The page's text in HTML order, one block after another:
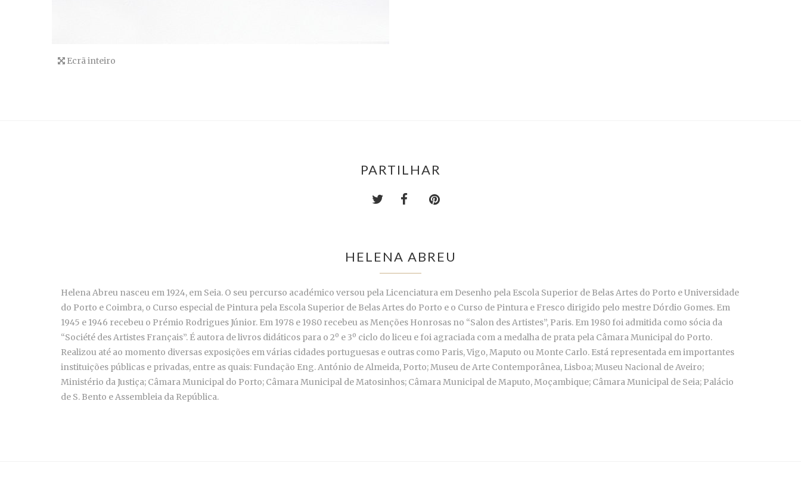
Ecrã inteiro
PARTILHAR
HELENA ABREU
Helena Abreu nasceu em 1924, em Seia. O seu percurso académico versou pela Licenciatura em Desenho pela Escola Superior de Belas Artes do Porto e Universidade
do Porto e Coimbra, o Curso especial de Pintura pela Escola Superior de Belas Artes do Porto e o Curso de Pintura e Fresco dirigido pelo mestre Dórdio Gomes. Em
1945 e 1946 recebeu o Prémio Rodrigues Júnior. Em 1978 e 1980 recebeu as Menções Honrosas no “Salon des Artistes”, Paris. Em 1980 foi admitida como sócia da
“Société des Artistes Français”. É autora de livros didáticos para o 2º e 3º ciclo do liceu e foi agraciada com a medalha de prata pela Câmara Municipal do Porto.
Realizou até ao momento diversas exposições em várias cidades portuguesas e outras como Paris, Vigo, Maputo ou Monte Carlo. Está representada em importantes
instituições públicas e privadas, entre as quais: Fundação Eng. António de Almeida, Porto; Museu de Arte Contemporânea, Lisboa; Museu Nacional de Aveiro;
Ministério da Justiça; Câmara Municipal do Porto; Câmara Municipal de Matosinhos; Câmara Municipal de Maputo, Moçambique; Câmara Municipal de Seia; Palácio
de S. Bento e Assembleia da República.